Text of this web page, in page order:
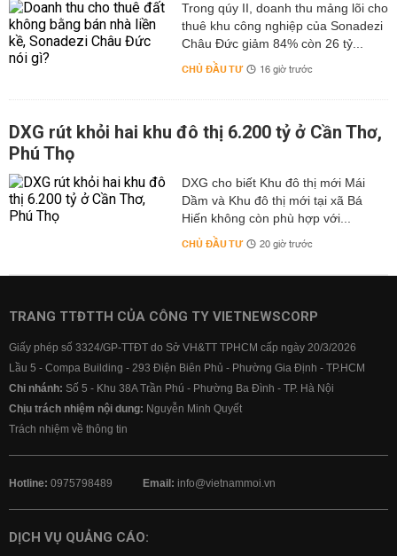
Trong qúy II, doanh thu mảng lõi cho
thuê khu công nghiệp của Sonadezi
Châu Đức giảm 84% còn 26 tỷ...
CHỦ ĐẦU TƯ 16 giờ trước
DXG rút khỏi hai khu đô thị 6.200 tỷ ở Cần Thơ,
Phú Thọ
DXG cho biết Khu đô thị mới Mái
Dầm và Khu đô thị mới tại xã Bá
Hiến không còn phù hợp với...
CHỦ ĐẦU TƯ 20 giờ trước
TRANG TTĐTTH CỦA CÔNG TY VIETNEWSCORP
Giấy phép số 3324/GP-TTĐT do Sở VH&TT TPHCM cấp ngày 20/3/2026
Lầu 5 - Compa Building - 293 Điện Biên Phủ - Phường Gia Định - TP.HCM
Chi nhánh: Số 5 - Khu 38A Trần Phú - Phường Ba Đình - TP. Hà Nội
Chịu trách nhiệm nội dung: Nguyễn Minh Quyết
Trách nhiệm về thông tin
Hotline: 0975798489 Email: info@vietnammoi.vn
DỊCH VỤ QUẢNG CÁO: